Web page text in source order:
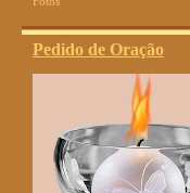
Pedido de Oração